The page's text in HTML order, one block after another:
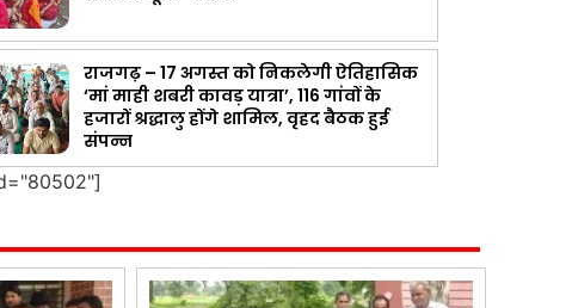
राजगढ़ – 17 अगस्त को निकलेगी ऐतिहासिक
‘मां माही शबरी कावड़ यात्रा’, 116 गांवों के
हजारों श्रद्धालु होंगे शामिल, वृहद बैठक हुई
संपन्न